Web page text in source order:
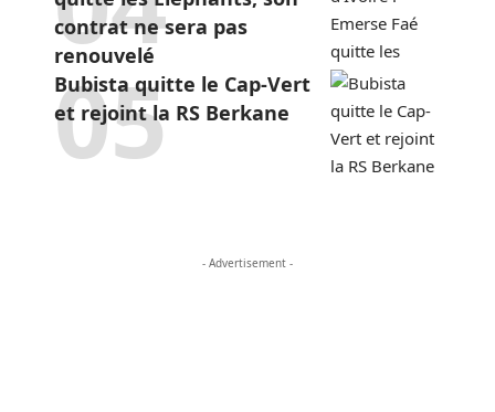
contrat ne sera pas
renouvelé
Bubista quitte le Cap-Vert
et rejoint la RS Berkane
- Advertisement -